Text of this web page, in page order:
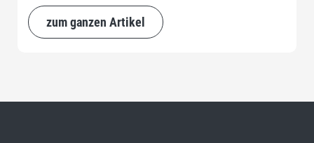
zum ganzen Artikel